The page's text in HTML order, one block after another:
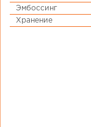
Эмбоссинг
Хранение